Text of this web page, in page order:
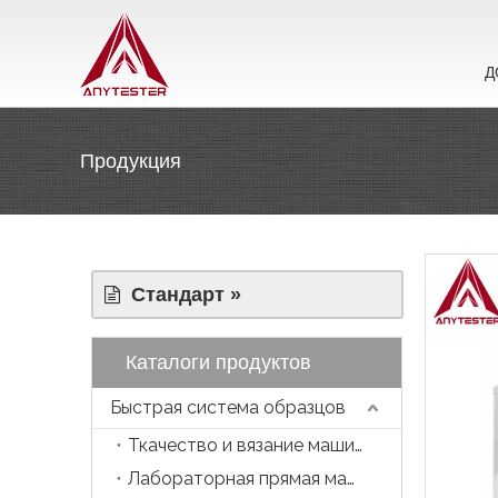
Продукция
Стандарт »
Каталоги продуктов
Быстрая система образцов
Ткачество и вязание машина
Лабораторная прямая машина